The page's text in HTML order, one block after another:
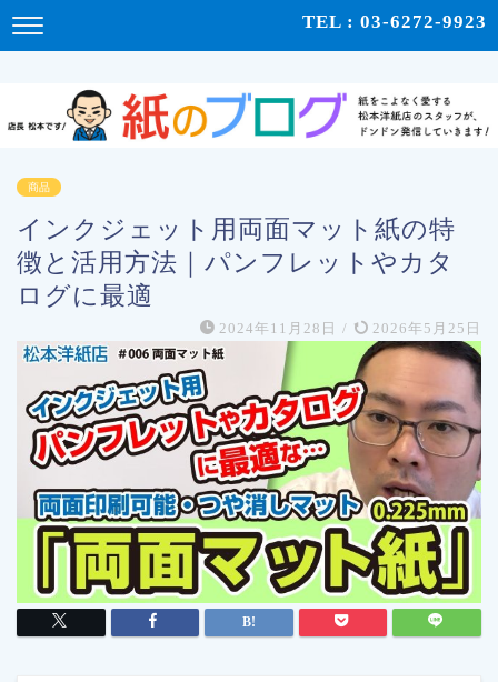
TEL : 03-6272-9923
商品
インクジェット用両面マット紙の特
徴と活用方法｜パンフレットやカタ
ログに最適
2024年11月28日 / 2026年5月25日